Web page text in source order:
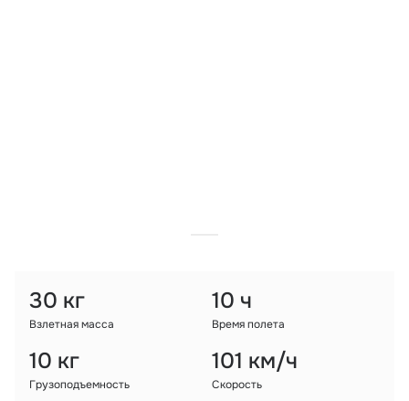
30 кг
Взлетная масса
10 ч
Время полета
10 кг
Грузоподъемность
101 км/ч
Скорость